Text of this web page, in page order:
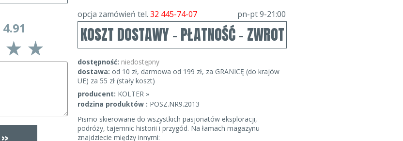
4.91
opcja zamówień tel. 32 445-74-07 pn-pt 9-21:00
KOSZT DOSTAWY - PŁATNOŚĆ - ZWROT
dostępność: niedostępny
dostawa: od 10 zł, darmowa od 199 zł, za GRANICĘ (do krajów
UE) za 55 zł (stały koszt)
producent: KOLTER »
rodzina produktów : POSZ.NR9.2013
Pismo skierowane do wszystkich pasjonatów eksploracji,
podróży, tajemnic historii i przygód. Na łamach magazynu
znajdziecie między innymi: